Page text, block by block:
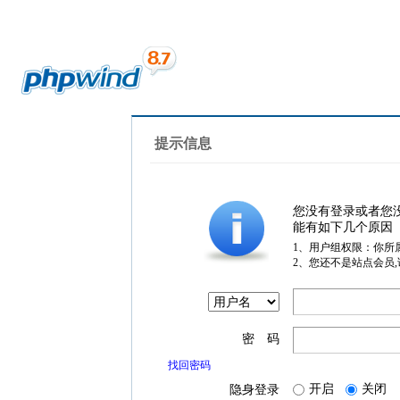
提示信息
您没有登录或者您
能有如下几个原因
1、用户组权限：你所
2、您还不是站点会员
密 码
找回密码
隐身登录 开启 关闭